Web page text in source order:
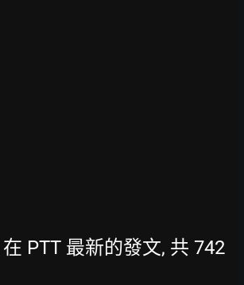
PTT 最新的發文, 共 742